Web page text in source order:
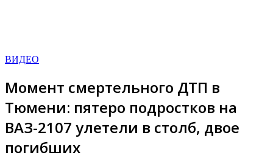
ВИДЕО
Момент смертельного ДТП в
Тюмени: пятеро подростков на
ВАЗ-2107 улетели в столб, двое
погибших